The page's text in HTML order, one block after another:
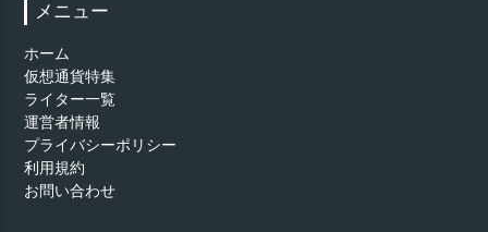
メニュー
ホーム
仮想通貨特集
ライター一覧
運営者情報
プライバシーポリシー
利用規約
お問い合わせ